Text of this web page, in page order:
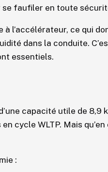
faufiler en toute
l’accélérateur, ce qui
dans la conduite.
essentiels.
capacité utile de 8,9
cycle WLTP. Mais qu’en
: